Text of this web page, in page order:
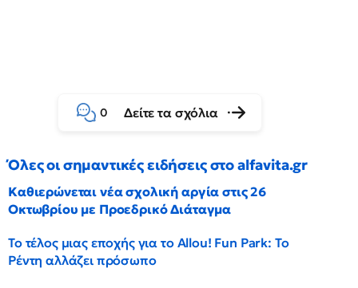
0 Δείτε τα σχόλια
Όλες οι σημαντικές ειδήσεις στο alfavita.gr
Καθιερώνεται νέα σχολική αργία στις 26
Οκτωβρίου με Προεδρικό Διάταγμα
Το τέλος μιας εποχής για το Allou! Fun Park: Το
Ρέντη αλλάζει πρόσωπο